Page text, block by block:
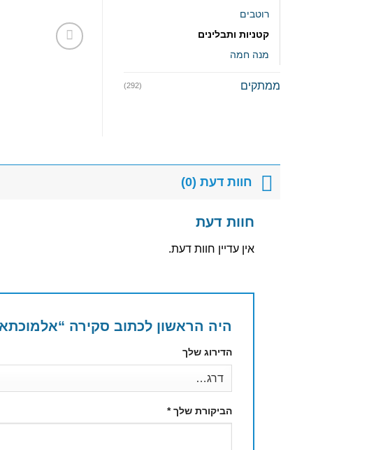
רוטבים
קטניות ותבלינים
מנה חמה
ממתקים (292)
חוות דעת (0)
חוות דעת
אין עדיין חוות דעת.
היה הראשון לכתוב סקירה “אלמוכתאר
הדירוג שלך
הביקורת שלך*